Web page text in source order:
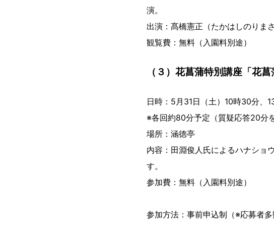
演。
出演：髙橋憲正（たかはしのりま
観覧費：無料（入園料別途）
（３）花菖蒲特別講座「花
日時：5月31日（土）10時30分、
※各回約80分予定（質疑応答20分を
場所：涵徳亭
内容：田淵俊人氏によるハナショ
す。
参加費：無料（入園料別途）
参加方法：事前申込制（※応募者多